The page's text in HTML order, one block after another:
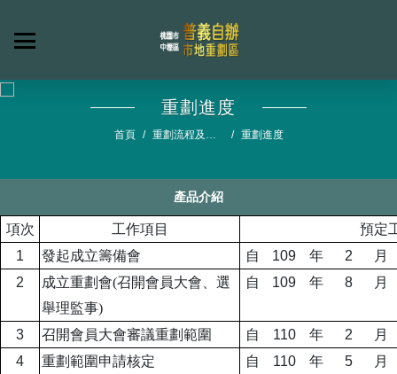
重劃進度
首頁 重劃流程及期 重劃進度
產品介紹
項次 工作項目
預定
1
發起成立籌備會 自 109 年 2
月
2
成立重劃會(召開會員大會、選
舉理監事)
自 109 年 8 月
3 召開會員大會審議重劃範圍 自 110 年 2
月
4
重劃範圍申請核定 自 110 年 5
月